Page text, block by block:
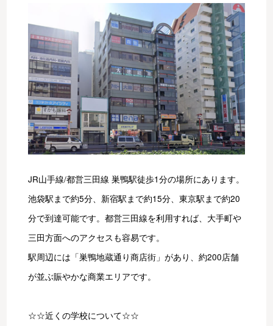
JR山手線/都営三田線 巣鴨駅徒歩1分の場所にあります。
池袋駅まで約5分、新宿駅まで約15分、東京駅まで約20
分で到達可能です。都営三田線を利用すれば、大手町や
三田方面へのアクセスも容易です。
駅周辺には「巣鴨地蔵通り商店街」があり、約200店舗
が並ぶ賑やかな商業エリアです。
☆☆近くの学校について☆☆